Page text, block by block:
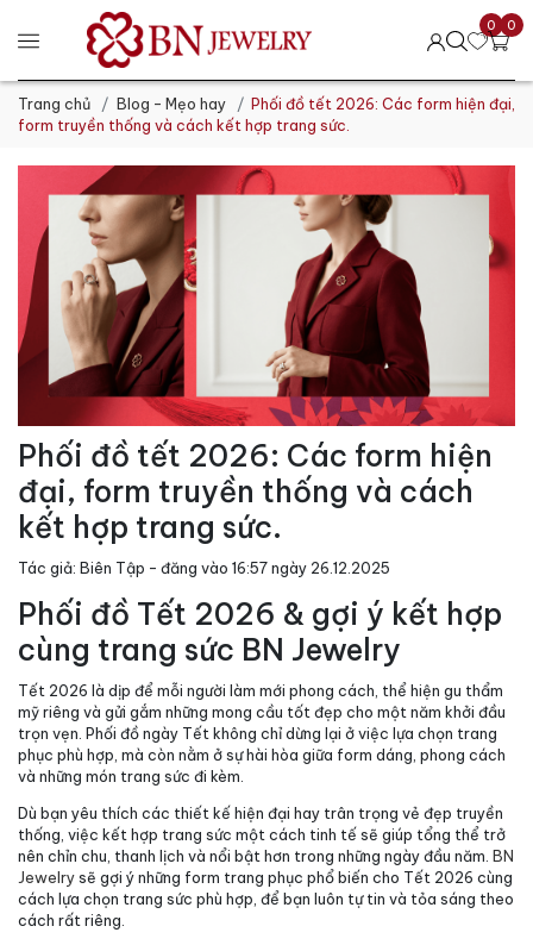
0 0
Trang chủ Blog - Mẹo hay
Phối đồ tết 2026: Các form hiện đại,
form truyền thống và cách kết hợp trang sức.
Phối đồ tết 2026: Các form hiện
đại, form truyền thống và cách
kết hợp trang sức.
Tác giả: Biên Tập - đăng vào 16:57 ngày 26.12.2025
Phối đồ Tết 2026 & gợi ý kết hợp
cùng trang sức BN Jewelry
Tết 2026 là dịp để mỗi người làm mới phong cách, thể hiện gu thẩm
mỹ riêng và gửi gắm những mong cầu tốt đẹp cho một năm khởi đầu
trọn vẹn. Phối đồ ngày Tết không chỉ dừng lại ở việc lựa chọn trang
phục phù hợp, mà còn nằm ở sự hài hòa giữa form dáng, phong cách
và những món trang sức đi kèm.
Dù bạn yêu thích các thiết kế hiện đại hay trân trọng vẻ đẹp truyền
thống, việc kết hợp trang sức một cách tinh tế sẽ giúp tổng thể trở
nên chỉn chu, thanh lịch và nổi bật hơn trong những ngày đầu năm. BN
Jewelrysẽ gợi ý những form trang phục phổ biến cho Tết 2026 cùng
cách lựa chọn trang sức phù hợp, để bạn luôn tự tin và tỏa sáng theo
cách rất riêng.